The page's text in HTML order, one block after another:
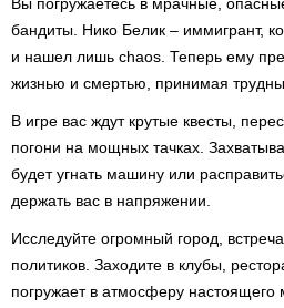
бандиты. Нико Белик – иммигрант,
и нашел лишь chaos. Теперь ему
жизнью и смертью, принимая
В игре вас ждут крутые квесты,
погони на мощных тачках.
будет угнать машину или
держать вас в напряжении.
Исследуйте огромный город,
политиков. Заходите в клубы,
погружает в атмосферу настоящего